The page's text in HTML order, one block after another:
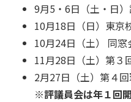
9月5・6日（土・日）
10月18日（日）東京
10月24日（土） 同窓
11月28日（土）第３
2月27日（土）第４
※評議員会は年１回